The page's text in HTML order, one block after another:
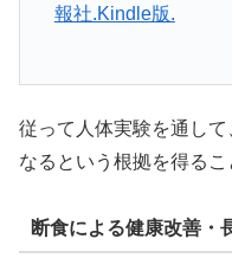
報社.Kindle版.
従って人体実験を通し
なるという根拠を得るこ
断食による健康改善・